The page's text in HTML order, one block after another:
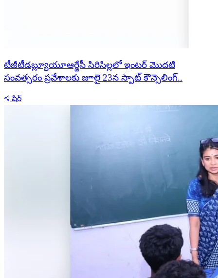
టీజీటీడబ్ల్యూయూఆర్జేసీ సిరిసిల్లలో ఇంటర్ మొదటి
సంవత్సరం ప్రవేశాలకు జూలై 23న స్పాట్ కౌన్సెలింగ్..
షేర్